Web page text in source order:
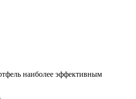
наиболее эффективным